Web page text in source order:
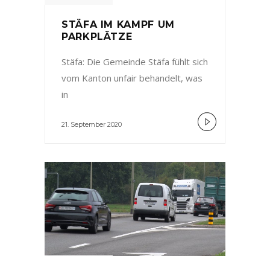
STÄFA IM KAMPF UM
PARKPLÄTZE
Stäfa: Die Gemeinde Stäfa fühlt sich
vom Kanton unfair behandelt, was
in
21. September 2020